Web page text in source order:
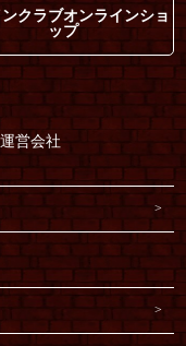
ンクラブオンラインショ
ップ
運営会社